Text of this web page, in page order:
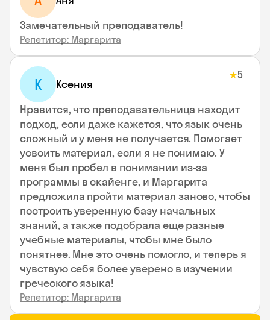
Замечательный преподаватель!
Репетитор: Маргарита
К Ксения
★5
Нравится, что преподавательница находит
подход, если даже кажется, что язык очень
сложный и у меня не получается. Помогает
усвоить материал, если я не понимаю. У
меня был пробел в понимании из-за
программы в скайенге, и Маргарита
предложила пройти материал заново, чтобы
построить уверенную базу начальных
знаний, а также подобрала еще разные
учебные материалы, чтобы мне было
понятнее. Мне это очень помогло, и теперь я
чувствую себя более уверено в изучении
греческого языка!
Репетитор: Маргарита